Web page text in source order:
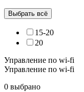
Выбрать всё
15-20
20
Управление по wi-fi
Управление по wi-fi
0 выбрано